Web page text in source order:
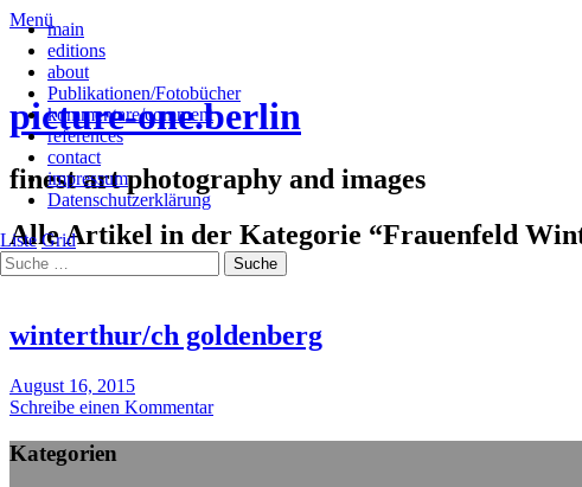
Menümain
editions
about
Publikationen/Fotobücher
kommentare/comment
references
contact
impressum
Datenschutzerklärung
Liste Grid
picture-one.berlin
finest art photography and images
Alle Artikel in der Kategorie “Frauenfeld
winterthur/ch goldenberg
August 16, 2015
Schreibe einen Kommentar
Kategorien